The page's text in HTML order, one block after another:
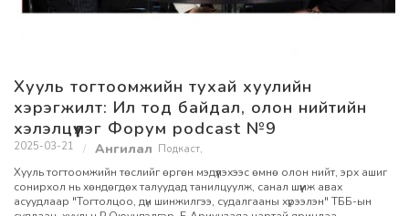
Хууль тогтоомжийн тухай хуулийн
хэрэгжилт: Ил тод байдал, олон нийтийн
хэлэлцүүлэг Форум podcast №9
2025-03-21 Подкаст,
Хууль тогтоомжийн төслийг өргөн мэдүүлэхээс өмнө олон нийт, эрх ашиг
сонирхол нь хөндөгдөх талуудад танилцуулж, санал шүүмж авах
асуудлаар "Тогтолцоо, дүн шинжилгээ, судалгааны хүрээлэн" ТББ-ын